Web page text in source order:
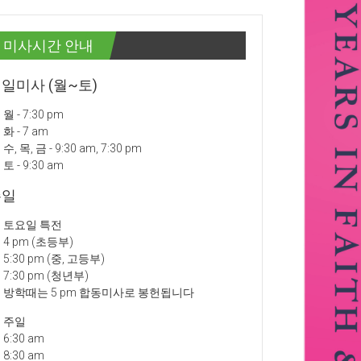
미사시간 안내
미사 (월~토)
월 - 7:30 pm
화 - 7 am
수, 목, 금 - 9:30 am, 7:30 pm
토 - 9:30 am
토요일 특전
4 pm (초등부)
5:30 pm (중, 고등부)
7:30 pm (청년부)
방학때는 5 pm 합동미사로 봉헌됩니다
주일
6:30 am
8:30 am